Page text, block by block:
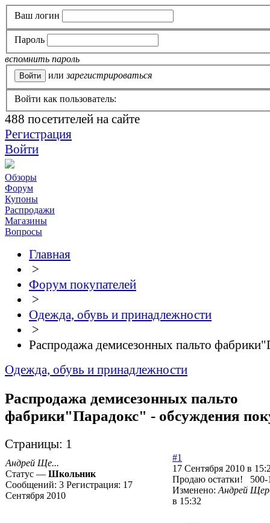
Ваш логин
Пароль
вспомнить пароль
или зарегистрироваться
Войти как пользователь:
488 посетителей на сайте
Регистрация
Войти
Обзоры
Форум
Купоны
Распродажи
Магазины
Вопросы
Главная
>
Форум покупателей
>
Одежда, обувь и принадлежности
>
Распродажа демисезонных пальто
Одежда, обувь и принадлежности
Распродажа демисезонных пальто
фабрики"Парадокс" - обсуждения
Страницы: 1
Андрей Ще...
Статус — Школьник
Сообщений: 3 Регистрация: 17
Сентября 2010
#1
17 Сентября 2010 в
Продаю остатки! 500-
Изменено: Андрей
в 15:32